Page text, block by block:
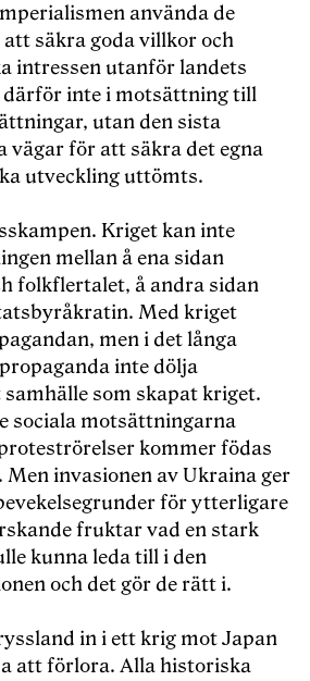
använda de
säkra goda villkor och
intressen utanför landets
därför inte i motsättning till
utan den sista
vägar för att säkra det egna
utveckling uttömts.
Kriget kan inte
mellan å ena sidan
folkflertalet, å andra sidan
Med kriget
men i det långa
inte dölja
som skapat kriget.
sociala motsättningarna
kommer födas
invasionen av Ukraina ger
för ytterligare
fruktar vad en stark
kunna leda till i den
och det gör de rätt i.
in i ett krig mot Japan
att förlora. Alla historiska